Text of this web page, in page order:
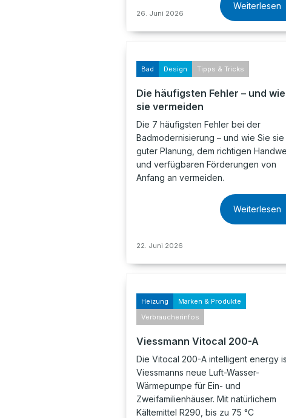
26. Juni 2026
Weiterlesen
Bad Design Tipps & Tricks
Die häufigsten Fehler – und
sie vermeiden
Die 7 häufigsten Fehler bei der
Badmodernisierung – und wie Sie sie
guter Planung, dem richtigen
und verfügbaren Förderungen von
Anfang an vermeiden.
22. Juni 2026
Weiterlesen
Heizung
Marken & Produkte
Verbraucherinfos
Viessmann Vitocal 200-A
Die Vitocal 200-A intelligent energy
Viessmanns neue Luft-Wasser-
Wärmepumpe für Ein- und
Zweifamilienhäuser. Mit natürlichem
Kältemittel R290, bis zu 75 °C